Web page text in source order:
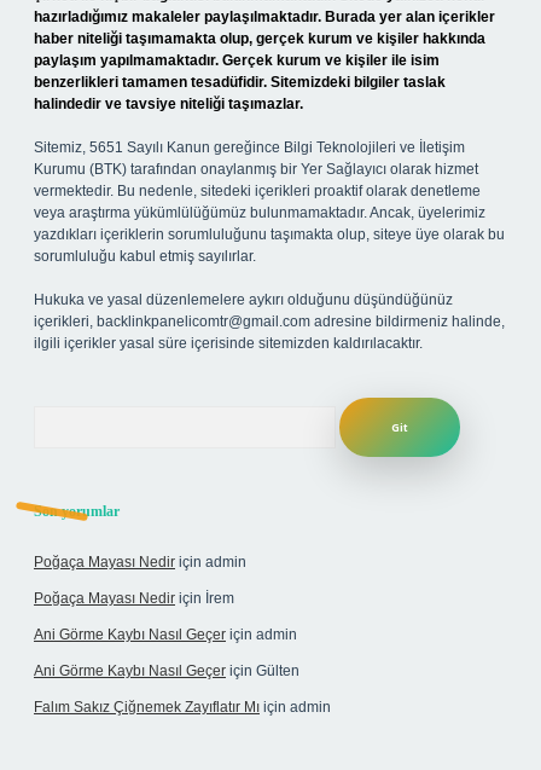
hazırladığımız makaleler paylaşılmaktadır. Burada yer alan içerikler
haber niteliği taşımamakta olup, gerçek kurum ve kişiler hakkında
paylaşım yapılmamaktadır. Gerçek kurum ve kişiler ile isim
benzerlikleri tamamen tesadüfidir. Sitemizdeki bilgiler taslak
halindedir ve tavsiye niteliği taşımazlar.
Sitemiz, 5651 Sayılı Kanun gereğince Bilgi Teknolojileri ve İletişim
Kurumu (BTK) tarafından onaylanmış bir Yer Sağlayıcı olarak hizmet
vermektedir. Bu nedenle, sitedeki içerikleri proaktif olarak denetleme
veya araştırma yükümlülüğümüz bulunmamaktadır. Ancak, üyelerimiz
yazdıkları içeriklerin sorumluluğunu taşımakta olup, siteye üye olarak bu
sorumluluğu kabul etmiş sayılırlar.
Hukuka ve yasal düzenlemelere aykırı olduğunu düşündüğünüz
içerikleri, backlinkpanelicomtr@gmail.com adresine bildirmeniz halinde,
ilgili içerikler yasal süre içerisinde sitemizden kaldırılacaktır.
Son yorumlar
Poğaça Mayası Nedir için admin
Poğaça Mayası Nedir için İrem
Ani Görme Kaybı Nasıl Geçer için admin
Ani Görme Kaybı Nasıl Geçer için Gülten
Falım Sakız Çiğnemek Zayıflatır Mı için admin